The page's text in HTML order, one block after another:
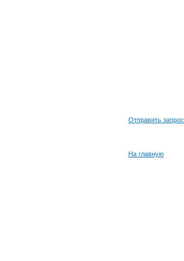
Отправить запрос
На главную